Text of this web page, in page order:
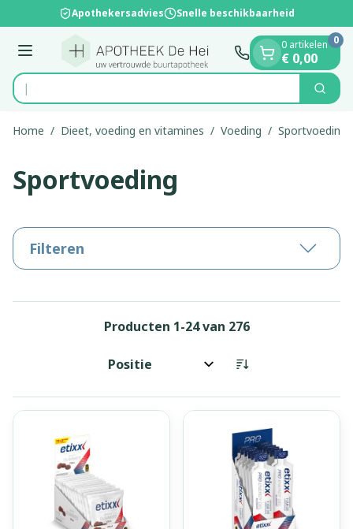
Ga naar de inhoud
1 van 1 Apothekersadvies Snelle beschikbaarheid
Menu
Product, merk, categorie...
V Zoek
0 artikelen
€ 0,00
0
Home / Dieet, voeding en vitamines / Voeding / Sportvoeding
Sportvoeding
Filteren
Producten 1-24van 276
Sorteer op: